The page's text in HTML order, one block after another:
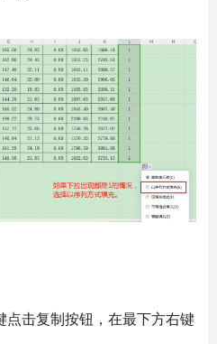
点击复制按钮，在最下方右键